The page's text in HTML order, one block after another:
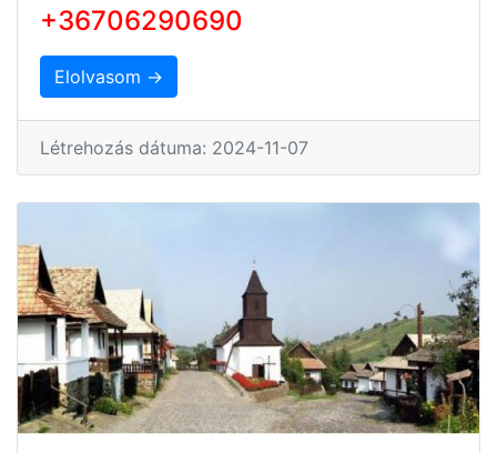
+36706290690
Elolvasom →
Létrehozás dátuma: 2024-11-07